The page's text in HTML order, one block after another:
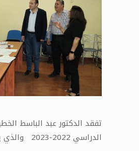
تفقد الدكتور عبد الباسط
الدراسي 2022-2023 والذي يستمر لمدة يومين.